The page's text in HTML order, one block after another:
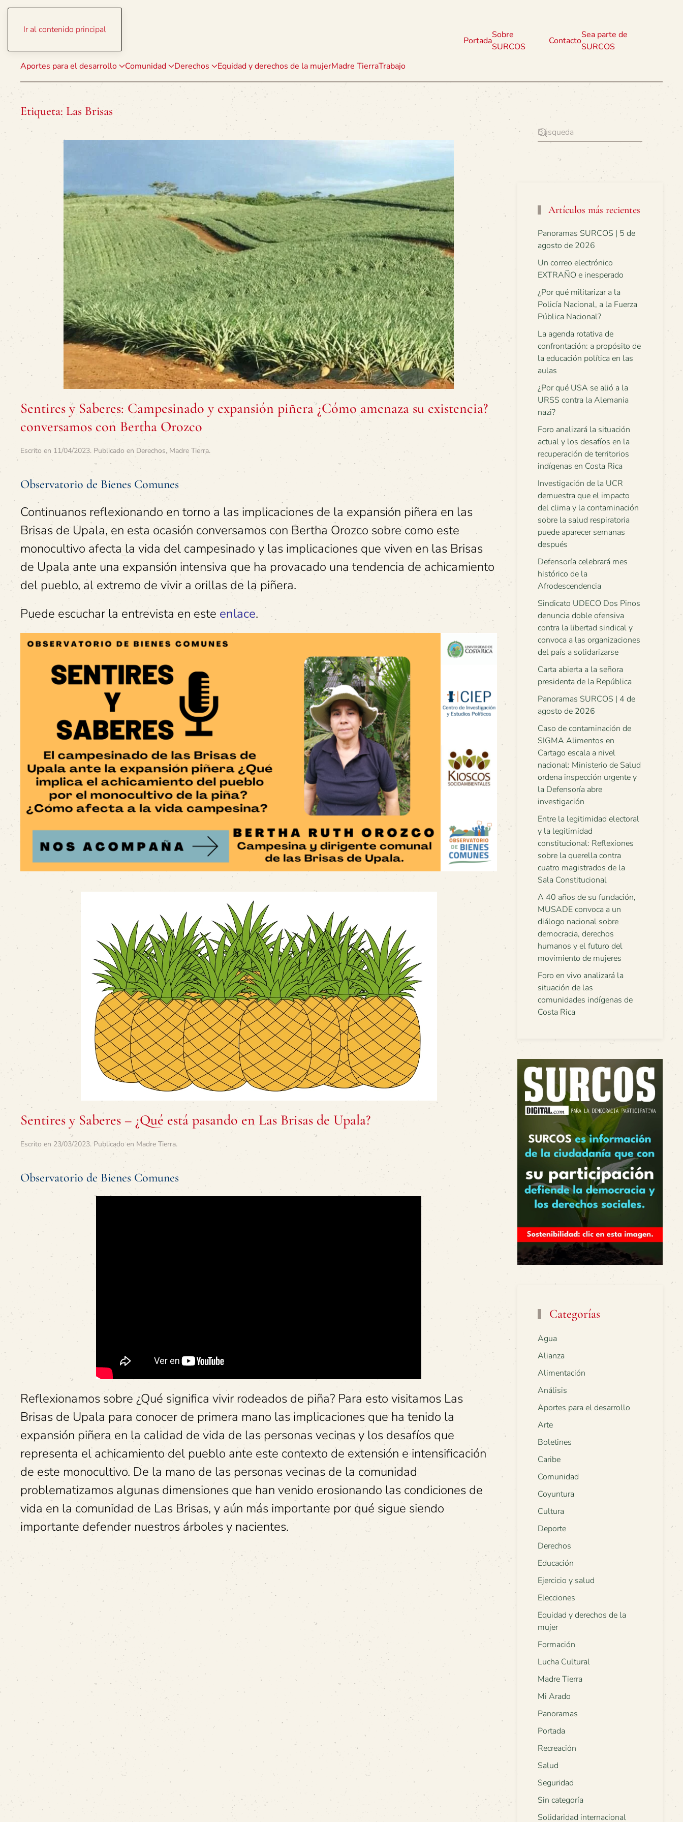
Ir al contenido principal
Aportes para el desarrollo Comunidad Derechos Equidad y derechos de la mujerMadre TierraTrabajo
Portada
Sobre
SURCOS
Contacto
Sea parte de
SURCOS
Etiqueta: Las Brisas
Sentires y Saberes: Campesinado y expansión piñera ¿Cómo amenaza su existencia?
conversamos con Bertha Orozco
Escrito en 11/04/2023. Publicado en Derechos, Madre Tierra.
Observatorio de Bienes Comunes
Continuanos reflexionando en torno a las implicaciones de la expansión piñera en las
Brisas de Upala, en esta ocasión conversamos con Bertha Orozco sobre como este
monocultivo afecta la vida del campesinado y las implicaciones que viven en las Brisas
de Upala ante una expansión intensiva que ha provacado una tendencia de achicamiento
del pueblo, al extremo de vivir a orillas de la piñera.
Puede escuchar la entrevista en este enlace.
Sentires y Saberes – ¿Qué está pasando en Las Brisas de Upala?
Escrito en 23/03/2023. Publicado en Madre Tierra.
Observatorio de Bienes Comunes
Reflexionamos sobre ¿Qué significa vivir rodeados de piña? Para esto visitamos Las
Brisas de Upala para conocer de primera mano las implicaciones que ha tenido la
expansión piñera en la calidad de vida de las personas vecinas y los desafíos que
representa el achicamiento del pueblo ante este contexto de extensión e intensificación
de este monocultivo. De la mano de las personas vecinas de la comunidad
problematizamos algunas dimensiones que han venido erosionando las condiciones de
vida en la comunidad de Las Brisas, y aún más importante por qué sigue siendo
importante defender nuestros árboles y nacientes.
Artículos más recientes
Panoramas SURCOS | 5 de
agosto de 2026
Un correo electrónico
EXTRAÑO e inesperado
¿Por qué militarizar a la
Policía Nacional, a la Fuerza
Pública Nacional?
La agenda rotativa de
confrontación: a propósito de
la educación política en las
aulas
¿Por qué USA se alió a la
URSS contra la Alemania
nazi?
Foro analizará la situación
actual y los desafíos en la
recuperación de territorios
indígenas en Costa Rica
Investigación de la UCR
demuestra que el impacto
del clima y la contaminación
sobre la salud respiratoria
puede aparecer semanas
después
Defensoría celebrará mes
histórico de la
Afrodescendencia
Sindicato UDECO Dos Pinos
denuncia doble ofensiva
contra la libertad sindical y
convoca a las organizaciones
del país a solidarizarse
Carta abierta a la señora
presidenta de la República
Panoramas SURCOS | 4 de
agosto de 2026
Caso de contaminación de
SIGMA Alimentos en
Cartago escala a nivel
nacional: Ministerio de Salud
ordena inspección urgente y
la Defensoría abre
investigación
Entre la legitimidad electoral
y la legitimidad
constitucional: Reflexiones
sobre la querella contra
cuatro magistrados de la
Sala Constitucional
A 40 años de su fundación,
MUSADE convoca a un
diálogo nacional sobre
democracia, derechos
humanos y el futuro del
movimiento de mujeres
Foro en vivo analizará la
situación de las
comunidades indígenas de
Costa Rica
Categorías
Agua
Alianza
Alimentación
Análisis
Aportes para el desarrollo
Arte
Boletines
Caribe
Comunidad
Coyuntura
Cultura
Deporte
Derechos
Educación
Ejercicio y salud
Elecciones
Equidad y derechos de la
mujer
Formación
Lucha Cultural
Madre Tierra
Mi Arado
Panoramas
Portada
Recreación
Salud
Seguridad
Sin categoría
Solidaridad internacional